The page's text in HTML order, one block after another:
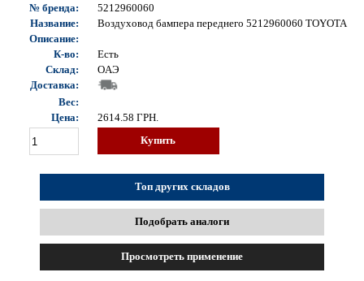
№ бренда:
5212960060
Название:
Воздуховод бампера переднего 5212960060 TOYOTA
Описание:
К-во:
Есть
Склад:
OAЭ
Доставка:
Вес:
Цена:
2614.58 ГРН.
Купить
Топ других складов
Подобрать аналоги
Просмотреть применение